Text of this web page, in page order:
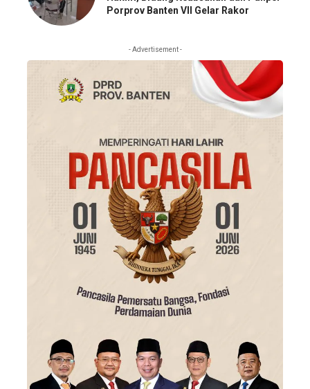
Porprov Banten VII Gelar Rakor
- Advertisement -